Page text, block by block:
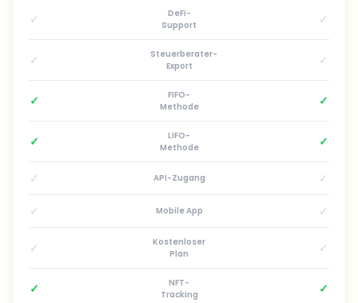
✓
DeFi-
Support
✓
✓
Steuerberater-
Export
✓
✓
FIFO-
Methode
✓
✓
LIFO-
Methode
✓
✓ API-Zugang ✓
✓ Mobile App ✓
✓
Kostenloser
Plan
✓
✓
NFT-
Tracking
✓